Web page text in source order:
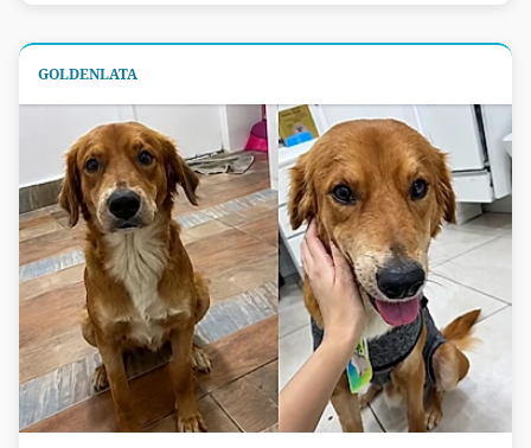
GOLDENLATA